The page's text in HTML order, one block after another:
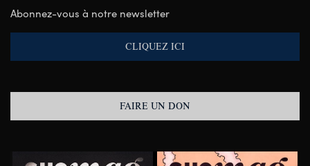
Abonnez-vous à notre newsletter
CLIQUEZ ICI
FAIRE UN DON